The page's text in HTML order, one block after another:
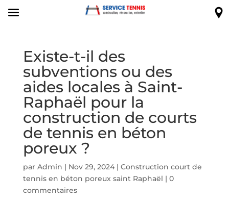
Existe-t-il des
subventions ou des
aides locales à Saint-
Raphaël pour la
construction de courts
de tennis en béton
poreux ?
par Admin | Nov 29, 2024| Construction court de
tennis en béton poreux saint Raphaël | 0
commentaires